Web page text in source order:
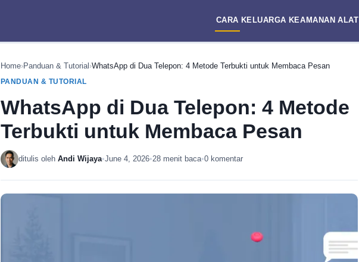
CARA KELUARGA KEAMANAN ALAT
Home›Panduan & Tutorial ›WhatsApp di Dua Telepon: 4 Metode Terbukti untuk Membaca Pesan
PANDUAN & TUTORIAL
WhatsApp di Dua Telepon: 4 Metode
Terbukti untuk Membaca Pesan
ditulis oleh Andi Wijaya•June 4, 2026•28 menit baca•0 komentar